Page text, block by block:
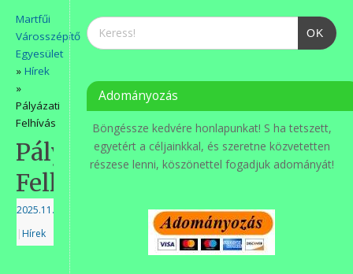
Martfűi
Városszépítő
Egyesület
»Hírek
»
Pályázati
Felhívás
Pályázati
Felhívás
2025.11.28.
|Hírek
OK
Adományozás
Böngéssze kedvére honlapunkat! S ha tetszett,
egyetért a céljainkkal, és szeretne közvetetten
részese lenni, köszönettel fogadjuk adományát!